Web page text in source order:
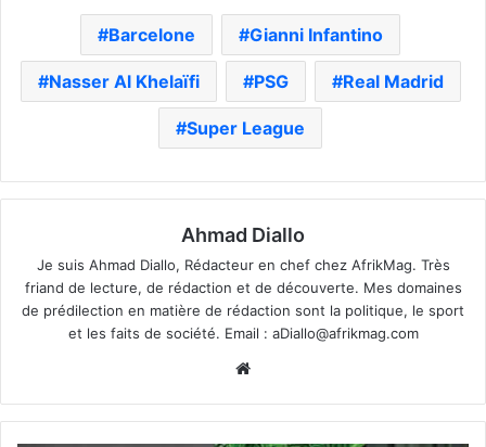
Barcelone Gianni Infantino
Nasser Al Khelaïfi PSG Real Madrid
Super League
Ahmad Diallo
Je suis Ahmad Diallo, Rédacteur en chef chez AfrikMag. Très
friand de lecture, de rédaction et de découverte. Mes domaines
de prédilection en matière de rédaction sont la politique, le sport
et les faits de société. Email : aDiallo@afrikmag.com